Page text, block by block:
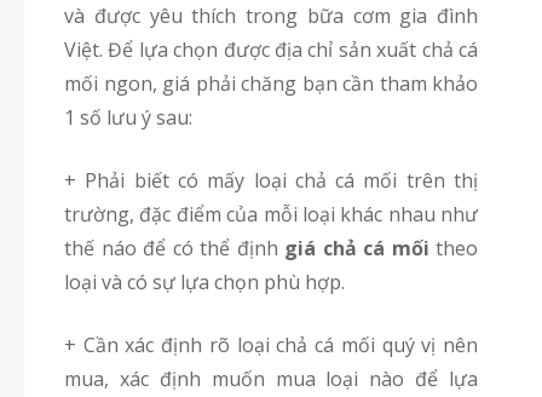
và được yêu thích trong bữa cơm gia đình
Việt. Để lựa chọn được địa chỉ sản xuất chả cá
mối ngon, giá phải chăng bạn cần tham khảo
1 số lưu ý sau:
+ Phải biết có mấy loại chả cá mối trên thị
trường, đặc điểm của mỗi loại khác nhau như
thế náo để có thể định giá chả cá mối theo
loại và có sự lựa chọn phù hợp.
+ Cần xác định rõ loại chả cá mối quý vị nên
mua, xác định muốn mua loại nào để lựa